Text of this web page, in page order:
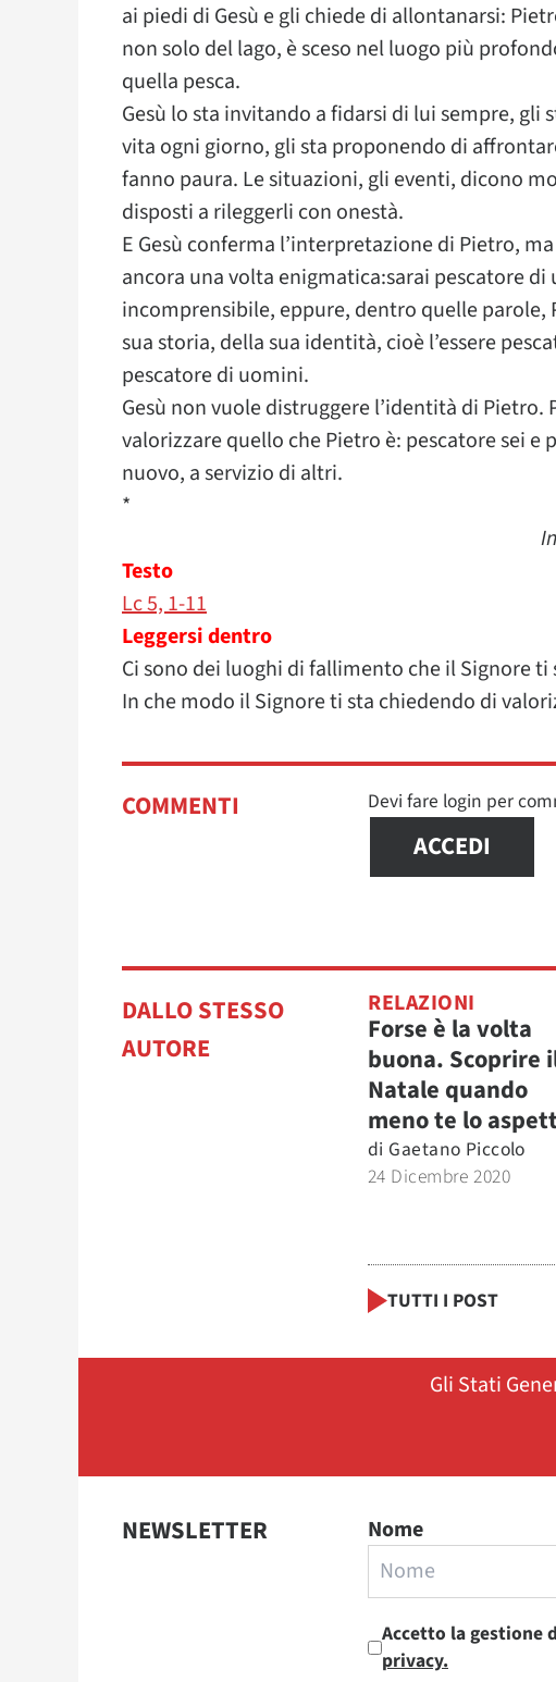
ai piedi di Gesù e gli chiede di allontanarsi:
non solo del lago, è sceso nel luogo più
quella pesca.
Gesù lo sta invitando a fidarsi di lui sempre,
vita ogni giorno, gli sta proponendo di
fanno paura. Le situazioni, gli eventi, dicono
disposti a rileggerli con onestà.
E Gesù conferma l’interpretazione di Pietro,
ancora una volta enigmatica:sarai pescatore di
incomprensibile, eppure, dentro quelle parole,
sua storia, della sua identità, cioè l’essere
pescatore di uomini.
Gesù non vuole distruggere l’identità di Pietro.
valorizzare quello che Pietro è: pescatore sei
nuovo, a servizio di altri.
*
Testo
Lc 5, 1-11
Leggersi dentro
Ci sono dei luoghi di fallimento che il Signore
In che modo il Signore ti sta chiedendo di
COMMENTI Devi fare login per
ACCEDI
DALLO STESSO
AUTORE
RELAZIONI
Forse è la volta
buona. Scoprire
Natale quando
meno te lo
di Gaetano Piccolo
24 Dicembre 2020
TUTTI I POST
Gli Stati
NEWSLETTER Nome
Accetto la gestione
privacy.